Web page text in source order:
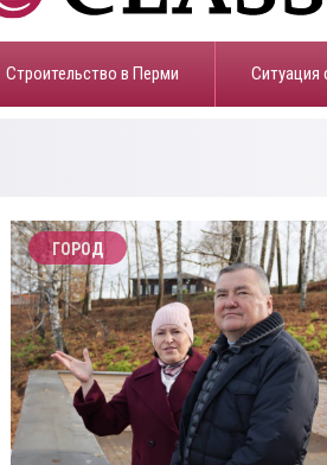
Строительство в Перми ​Ситуация
ГОРОД